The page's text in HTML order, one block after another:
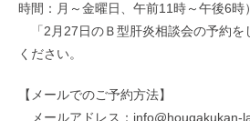
時間：月～金曜日、午前11時～午後6時）
「2月27日のＢ型肝炎相談会の予約を
ください。
【メールでのご予約方法】
メールアドレス：info@hougakukan-